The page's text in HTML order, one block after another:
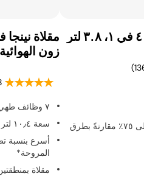
دهون أقل بنسبة تصل إلى ٧٥٪ مقارنةً بطرق
مقلاة
زون الهوائية ٧ في ١، ١٠.٤ لتر
٧ وظائف طهي
سعة ١٠٫٤ لتر
المروحة*
مقلاة